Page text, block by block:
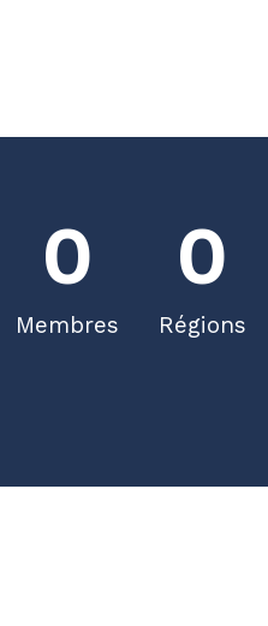
Membres
0
Régions
0